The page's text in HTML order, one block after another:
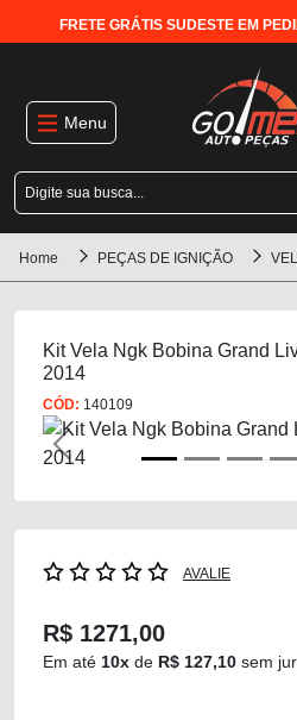
FRETE GRÁTIS SUDESTE EM
Menu
Home PEÇAS DE IGNIÇÃO
Kit Vela Ngk Bobina Grand
2014
CÓD: 140109
Previous
AVALIE
R$ 1271,00
Em até 10x de R$ 127,10 sem